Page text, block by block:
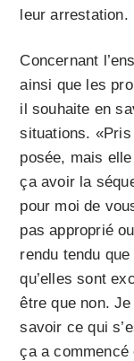
leur arrestation.
Concernant
ainsi que les
il souhaite en
situations.
posée, mais
ça avoir la
pour moi de
pas approprié
rendu tendu
qu’elles sont
être que non.
savoir ce qui
ça a commencé